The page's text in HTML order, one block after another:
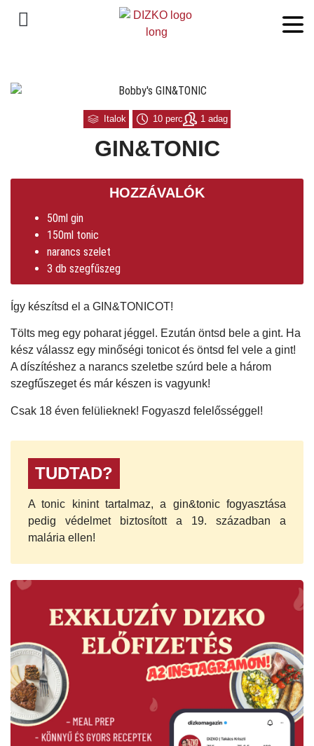
Italok 10 perc 1 adag
GIN&TONIC
HOZZÁVALÓK
50ml gin
150ml tonic
narancs szelet
3 db szegfűszeg
Így készítsd el a GIN&TONICOT!
Tölts meg egy poharat jéggel. Ezután öntsd bele a gint. Ha
kész válassz egy minőségi tonicot és öntsd fel vele a gint!
A díszítéshez a narancs szeletbe szúrd bele a három
szegfűszeget és már készen is vagyunk!
Csak 18 éven felülieknek! Fogyaszd felelősséggel!
TUDTAD?
A tonic kinint tartalmaz, a gin&tonic fogyasztása
pedig védelmet biztosított a 19. században a
malária ellen!